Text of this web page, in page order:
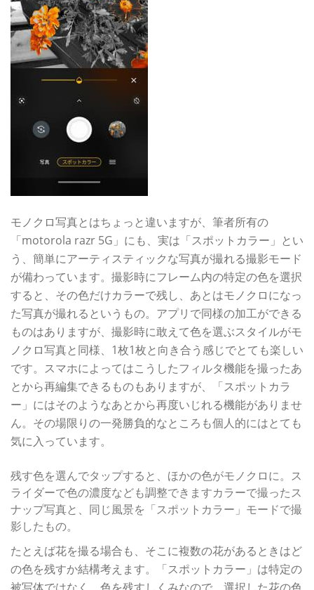
モノクロ写真とはちょっと違いますが、筆者所有の
「motorola razr 5G」にも、実は「スポットカラー」とい
う、簡単にアーティスティックな写真が撮れる撮影モード
が備わっています。撮影時にフレーム内の特定の色を選択
すると、その色だけカラーで残し、あとはモノクロになっ
た写真が撮れるというもの。アプリで同様の加工ができる
ものはありますが、撮影時に敢えて色を選ぶスタイルがモ
ノクロ写真と同様、1枚1枚と向き合う感じでとても楽しい
です。スマホによってはこうしたフィルタ機能を撮ったあ
とから再編集できるものもありますが、「スポットカラ
ー」にはそのようなあとから再度いじれる機能がありませ
ん。その場限りの一発勝負的なところも個人的にはとても
気に入っています。
残す色を選んでタップすると、ほかの色がモノクロに。ス
ライダーで色の濃度なども調整できますカラーで撮ったス
ナップ写真と、同じ風景を「スポットカラー」モードで撮
影したもの。
たとえば花を撮る場合も、そこに複数の花があるときはど
の色を残すか結構考えます。「スポットカラー」は特定の